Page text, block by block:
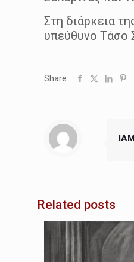
Στη διάρκεια
υπεύθυνο Τάσο
Share
Related posts